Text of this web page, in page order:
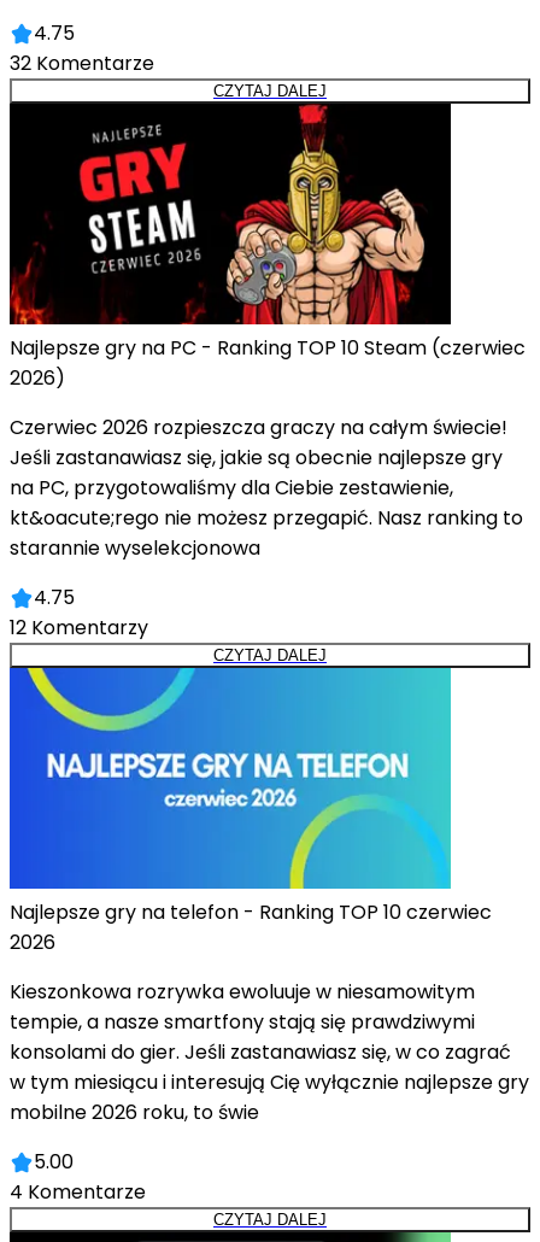
4.75
32 Komentarze
CZYTAJ DALEJ
Najlepsze gry na PC - Ranking TOP 10 Steam (czerwiec
2026)
Czerwiec 2026 rozpieszcza graczy na całym świecie!
Jeśli zastanawiasz się, jakie są obecnie najlepsze gry
na PC, przygotowaliśmy dla Ciebie zestawienie,
kt&oacute;rego nie możesz przegapić. Nasz ranking to
starannie wyselekcjonowa
4.75
12 Komentarzy
CZYTAJ DALEJ
Najlepsze gry na telefon - Ranking TOP 10 czerwiec
2026
Kieszonkowa rozrywka ewoluuje w niesamowitym
tempie, a nasze smartfony stają się prawdziwymi
konsolami do gier. Jeśli zastanawiasz się, w co zagrać
w tym miesiącu i interesują Cię wyłącznie najlepsze gry
mobilne 2026 roku, to świe
5.00
4 Komentarze
CZYTAJ DALEJ